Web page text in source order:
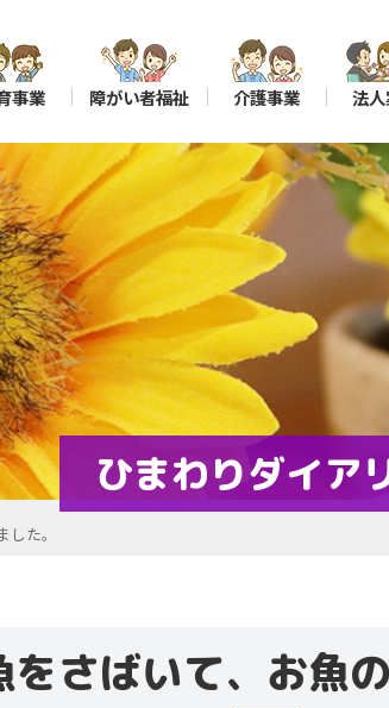
事業 障がい者福祉 介護事業 法
ひまわりダイア
た。
さばいて、お魚の